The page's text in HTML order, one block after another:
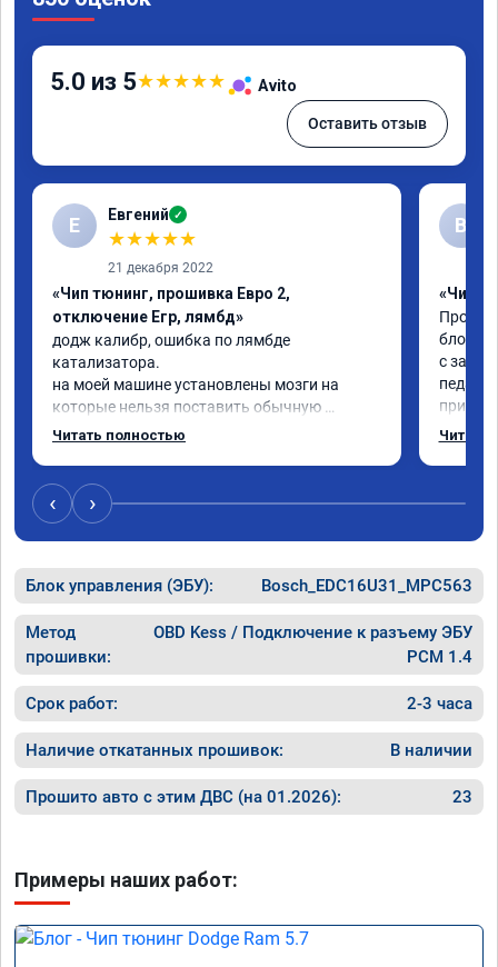
5.0 из 5★★★★★ Avito
Оставить отзыв
Е Евгений ✓
★★★★★
21 декабря 2022
«Чип тюнинг, прошивка Евро 2,
отключение Егр, лямбд»
додж калибр, ошибка по лямбде
катализатора.
на моей машине установлены мозги на
которые нельзя поставить обычную
прошивку под евро 2.
который изменил код, далее Даниил за 30
сек залил его в мозги.
проехал уже 100 км ошибка не появилась,
хотя раньше после сброса ошибке
выскакивал ошибка через 20км.
работой доволен.
Читать полностью
В
«Чип
с
педаль
всего
в
за 60,
он
По
Читать
‹ ›
Блок управления (ЭБУ): Bosch_EDC16U31_MPC563
Метод
прошивки:
OBD Kess / Подключение к разъему ЭБУ
PCM 1.4
Срок работ: 2-3 часа
Наличие откатанных прошивок: В наличии
Прошито авто с этим ДВС (на 01.2026): 23
Примеры наших работ: